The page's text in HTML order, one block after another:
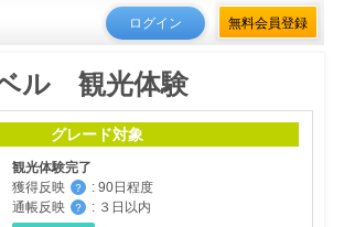
ログイン 無料会員登録
ル 観光体験
グレード対象
観光体験完了
獲得反映
？ : 90日程度
通帳反映
？ : ３日以内